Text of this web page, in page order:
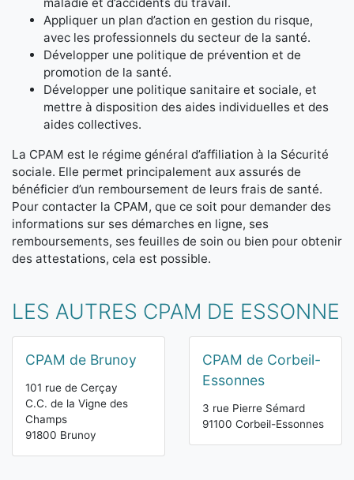
maladie et d’accidents du travail.
Appliquer un plan d’action en gestion du risque,
avec les professionnels du secteur de la santé.
Développer une politique de prévention et de
promotion de la santé.
Développer une politique sanitaire et sociale, et
mettre à disposition des aides individuelles et des
aides collectives.
La CPAM est le régime général d’affiliation à la Sécurité
sociale. Elle permet principalement aux assurés de
bénéficier d’un remboursement de leurs frais de santé.
Pour contacter la CPAM, que ce soit pour demander des
informations sur ses démarches en ligne, ses
remboursements, ses feuilles de soin ou bien pour obtenir
des attestations, cela est possible.
LES AUTRES CPAM DE ESSONNE
CPAM de Brunoy
101 rue de Cerçay
C.C. de la Vigne des
Champs
91800 Brunoy
CPAM de Corbeil-
Essonnes
3 rue Pierre Sémard
91100 Corbeil-Essonnes